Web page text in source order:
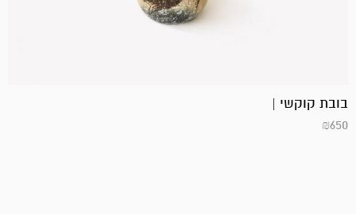
בובת קוקשי |
₪650